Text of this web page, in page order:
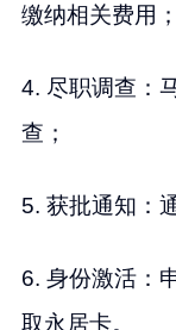
缴纳相关费用；
4. 尽职调查：
查；
5. 获批通知：
6. 身份激活：
取永居卡。